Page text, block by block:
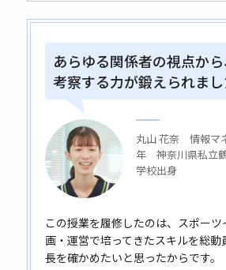
あらゆる関係者の視点か
考察する力が鍛えられま
丸山 花奈 情報マ
年 神奈川県私立
学校出身
この授業を履修したのは、スポー
画・運営で培ってきたスキルを総
長を確かめたいと思ったからです。